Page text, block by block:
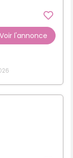
Voir l'annonce